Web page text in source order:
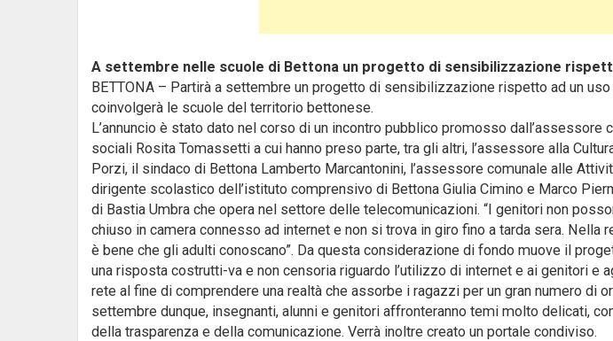
A settembre nelle scuole di Bettona un progetto di sensibilizzazione
BETTONA – Partirà a settembre un progetto di sensibilizzazione rispetto ad un
coinvolgerà le scuole del territorio bettonese.
L’annuncio è stato dato nel corso di un incontro pubblico promosso dall’assessore
sociali Rosita Tomassetti a cui hanno preso parte, tra gli altri, l’assessore alla
Porzi, il sindaco di Bettona Lamberto Marcantonini, l’assessore comunale alle
dirigente scolastico dell’istituto comprensivo di Bettona Giulia Cimino e Marco
di Bastia Umbra che opera nel settore delle telecomunicazioni. “I genitori non
chiuso in camera connesso ad internet e non si trova in giro fino a tarda sera. Nella
è bene che gli adulti conoscano”. Da questa considerazione di fondo muove il
una risposta costrutti-va e non censoria riguardo l’utilizzo di internet e ai genitori e
rete al fine di comprendere una realtà che assorbe i ragazzi per un gran numero di
settembre dunque, insegnanti, alunni e genitori affronteranno temi molto delicati,
della trasparenza e della comunicazione. Verrà inoltre creato un portale condiviso.